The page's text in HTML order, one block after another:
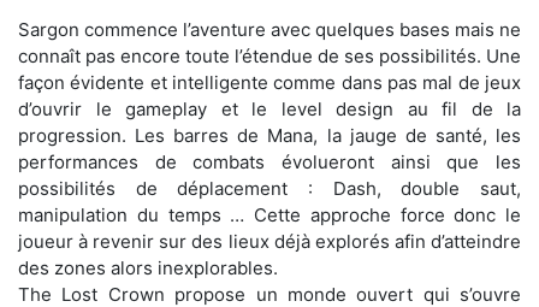
Sargon commence l’aventure avec quelques bases mais ne
connaît pas encore toute l’étendue de ses possibilités. Une
façon évidente et intelligente comme dans pas mal de jeux
d’ouvrir le gameplay et le level design au fil de la
progression. Les barres de Mana, la jauge de santé, les
performances de combats évolueront ainsi que les
possibilités de déplacement : Dash, double saut,
manipulation du temps … Cette approche force donc le
joueur à revenir sur des lieux déjà explorés afin d’atteindre
des zones alors inexplorables.
The Lost Crown propose un monde ouvert qui s’ouvre